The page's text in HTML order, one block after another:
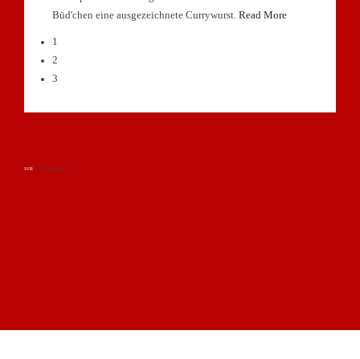
Büd'chen eine ausgezeichnete Currywurst. Read More
1
2
3
SVR bei Facebook...